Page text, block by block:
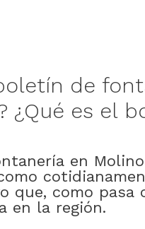
de
¿Qué es el
en
que, como pasa
en la región.